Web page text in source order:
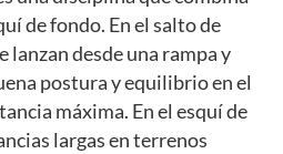
de fondo. En el salto de
lanzan desde una rampa y
postura y equilibrio en el
máxima. En el esquí de
largas en terrenos